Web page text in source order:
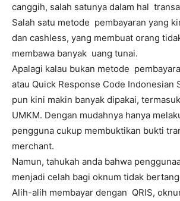
canggih, salah satunya dalam hal
Salah satu metode pembayaran yang
dan cashless, yang membuat orang
membawa banyak uang tunai.
Apalagi kalau bukan metode
atau Quick Response Code Indonesian
pun kini makin banyak dipakai,
UMKM. Dengan mudahnya hanya
pengguna cukup membuktikan bukti
merchant.
Namun, tahukah anda bahwa
menjadi celah bagi oknum tidak
Alih-alih membayar dengan QRIS,